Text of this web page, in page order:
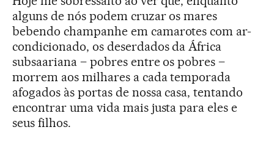
alguns de nós podem cruzar os mares
bebendo champanhe em camarotes com ar-
condicionado, os deserdados da África
subsaariana – pobres entre os pobres –
morrem aos milhares a cada temporada
afogados às portas de nossa casa, tentando
encontrar uma vida mais justa para eles e
seus filhos.